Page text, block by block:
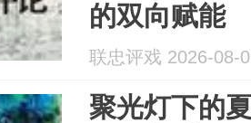
的双向赋能
联忠评戏 2026-08-
聚光灯下的